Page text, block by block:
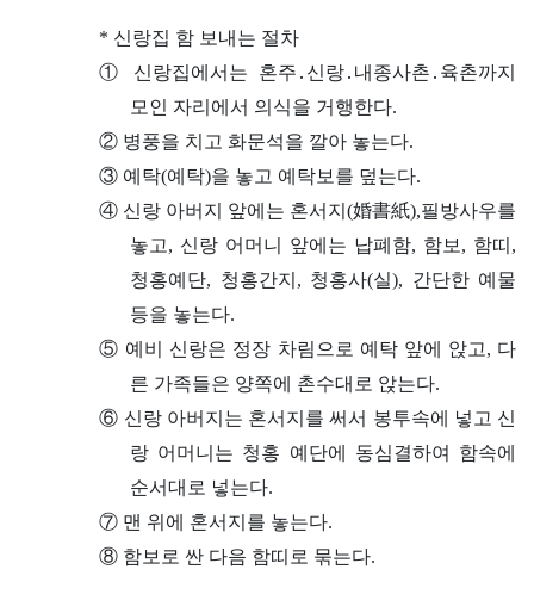
* 신랑집 함 보내는 절차
① 신랑집에서는 혼주․신랑․내종사촌․육촌까지
모인 자리에서 의식을 거행한다.
② 병풍을 치고 화문석을 깔아 놓는다.
③ 예탁(예탁)을 놓고 예탁보를 덮는다.
④ 신랑 아버지 앞에는 혼서지(婚書紙),필방사우를
놓고, 신랑 어머니 앞에는 납폐함, 함보, 함띠,
청홍예단, 청홍간지, 청홍사(실), 간단한 예물
등을 놓는다.
⑤ 예비 신랑은 정장 차림으로 예탁 앞에 앉고, 다
른 가족들은 양쪽에 촌수대로 앉는다.
⑥ 신랑 아버지는 혼서지를 써서 봉투속에 넣고 신
랑 어머니는 청홍 예단에 동심결하여 함속에
순서대로 넣는다.
⑦ 맨 위에 혼서지를 놓는다.
⑧ 함보로 싼 다음 함띠로 묶는다.